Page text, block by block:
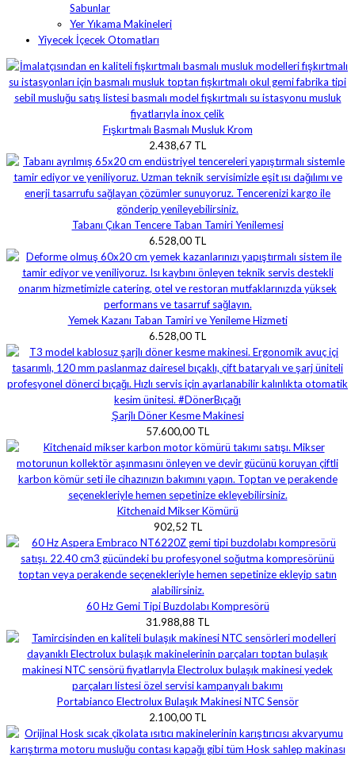
Sabunlar
Yer Yıkama Makineleri
Yiyecek İçecek Otomatları
Fışkırtmalı Basmalı Musluk Krom
2.438,67 TL
Tabanı Çıkan Tencere Taban Tamiri Yenilemesi
6.528,00 TL
Yemek Kazanı Taban Tamiri ve Yenileme Hizmeti
6.528,00 TL
Şarjlı Döner Kesme Makinesi
57.600,00 TL
Kitchenaid Mikser Kömürü
902,52 TL
60 Hz Gemi Tipi Buzdolabı Kompresörü
31.988,88 TL
Portabianco Electrolux Bulaşık Makinesi NTC Sensör
2.100,00 TL